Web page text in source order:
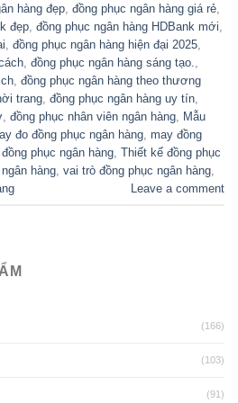
hàng đẹp đồng phục ngân hàng giá rẻ
đẹp đồng phục ngân hàng HDBank mới
đồng phục ngân hàng hiện đại 2025
đồng phục ngân hàng sáng tạo.
đồng phục ngân hàng theo thương
trang đồng phục ngân hàng uy tín
đồng phục nhân viên ngân hàng
Mẫu
đo đồng phục ngân hàng may đồng
phục ngân hàng Thiết kế đồng phục
hàng vai trò đồng phục ngân hàng
Leave a comment
(166)
(103)
(91)